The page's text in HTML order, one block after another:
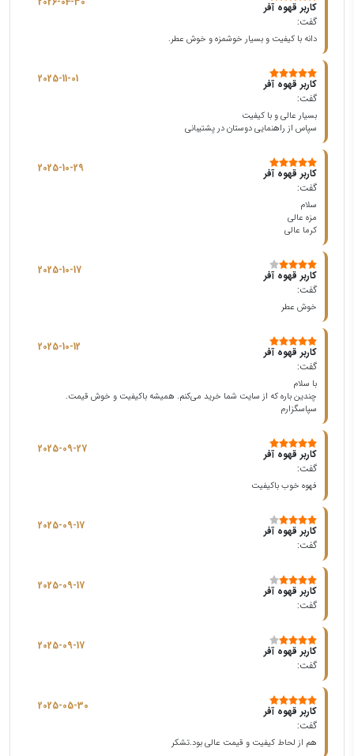
کاربر قهوه آفر
گفت:
دانه با کیفیت و بسیار خوشمزه و خوش عطر.
کاربر قهوه آفر
گفت:
2025-11-01
بسیار عالی و با کیفیت
سپاس از راهنمایی دوستان در پشتیبانی
کاربر قهوه آفر
گفت:
2025-10-29
سلام
مزه عالی
کرما عالی
کاربر قهوه آفر
گفت:
2025-10-17
خوش عطر
کاربر قهوه آفر
گفت:
2025-10-12
با سلام
چندین باره که از سایت شما خرید می‌کنم. همیشه باکیفیت و خوش قیمت.
سپاسگزارم
کاربر قهوه آفر
گفت:
2025-09-27
فهوه خوب باکیفیت
کاربر قهوه آفر
گفت:
2025-09-17
کاربر قهوه آفر
گفت:
2025-09-17
کاربر قهوه آفر
گفت:
2025-09-17
کاربر قهوه آفر
گفت:
2025-05-30
هم از لحاط کیفیت و قیمت عالی بود.تشکر